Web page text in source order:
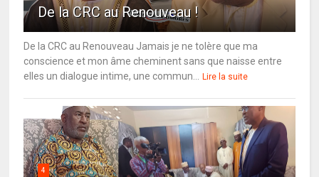
De la CRC au Renouveau !
De la CRC au Renouveau Jamais je ne tolère que ma
conscience et mon âme cheminent sans que naisse entre
elles un dialogue intime, une commun...
Lire la suite
4